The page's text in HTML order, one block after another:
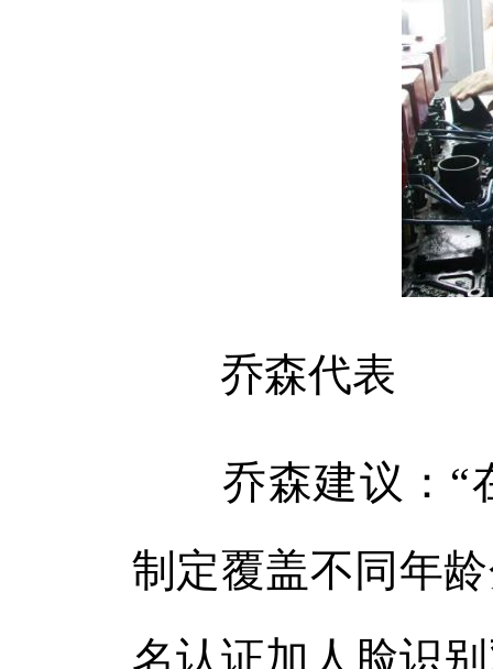
乔森代表
乔森建议：“在
制定覆盖不同年
名认证加人脸识